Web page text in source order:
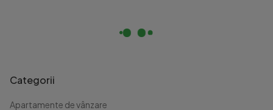
Categorii
Apartamente de vânzare